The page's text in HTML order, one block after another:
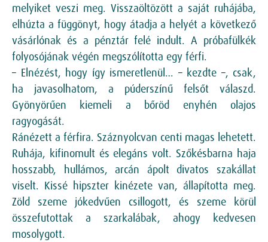
melyiket veszi meg. Visszaöltözött a saját ruhájába,
elhúzta a függönyt, hogy átadja a helyét a következő
vásárlónak és a pénztár felé indult. A próbafülkék
folyosójának végén megszólította egy férfi.
– Elnézést, hogy így ismeretlenül… – kezdte –, csak,
ha javasolhatom, a púderszínű felsőt válaszd.
Gyönyörűen kiemeli a bőröd enyhén olajos
ragyogását.
Ránézett a férfira. Száznyolcvan centi magas lehetett.
Ruhája, kifinomult és elegáns volt. Szőkésbarna haja
hosszabb, hullámos, arcán ápolt divatos szakállat
viselt. Kissé hipszter kinézete van, állapította meg.
Zöld szeme jókedvűen csillogott, és szeme körül
összefutottak a szarkalábak, ahogy kedvesen
mosolygott.